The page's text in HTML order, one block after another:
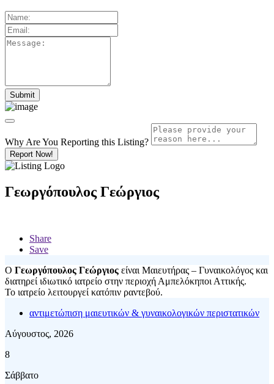
Why Are You Reporting this Listing?
Report Now!
Γεωργόπουλος Γεώργιος
Share
Save
Ο Γεωργόπουλος Γεώργιος είναι Μαιευτήρας – Γυναικολόγος και
διατηρεί ιδιωτικό ιατρείο στην περιοχή Αμπελόκηποι Αττικής.
Το ιατρείο λειτουργεί κατόπιν ραντεβού.
αντιμετώπιση μαιευτικών & γυναικολογικών περιστατικών
Αύγουστος, 2026
8
Σάββατο